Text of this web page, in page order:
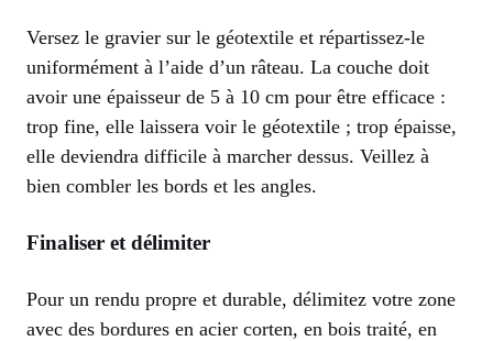
Versez le gravier sur le géotextile et répartissez-le
uniformément à l’aide d’un râteau. La couche doit
avoir une épaisseur de 5 à 10 cm pour être efficace :
trop fine, elle laissera voir le géotextile ; trop épaisse,
elle deviendra difficile à marcher dessus. Veillez à
bien combler les bords et les angles.
Finaliser et délimiter
Pour un rendu propre et durable, délimitez votre zone
avec des bordures en acier corten, en bois traité, en